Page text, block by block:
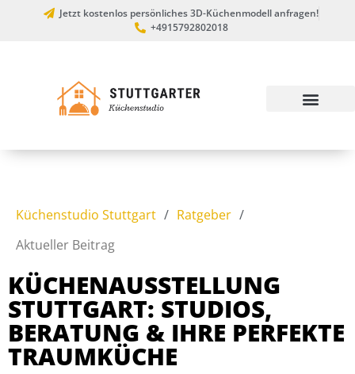
Jetzt kostenlos persönliches 3D-Küchenmodell anfragen!
+4915792802018
Küchenstudio Stuttgart / Ratgeber /
Aktueller Beitrag
KÜCHENAUSSTELLUNG
STUTTGART: STUDIOS,
BERATUNG & IHRE PERFEKTE
TRAUMKÜCHE